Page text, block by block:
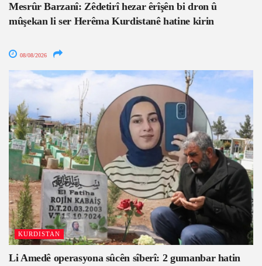
Mesrûr Barzanî: Zêdetirî hezar êrîşên bi dron û
mûşekan li ser Herêma Kurdistanê hatine kirin
08/08/2026
KURDISTAN
Li Amedê operasyona sûcên sîberî: 2 gumanbar hatin